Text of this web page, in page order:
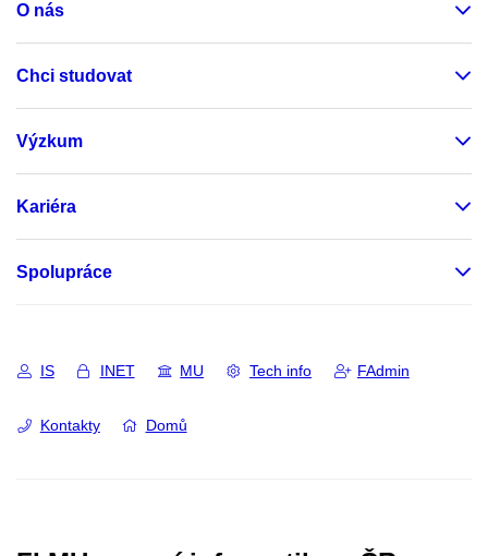
O nás
Chci studovat
Výzkum
Kariéra
Spolupráce
IS INET MU Tech info FAdmin
Kontakty Domů